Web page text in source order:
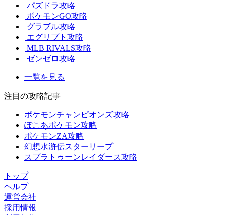
パズドラ攻略
ポケモンGO攻略
グラブル攻略
エグリプト攻略
MLB RIVALS攻略
ゼンゼロ攻略
一覧を見る
注目の攻略記事
ポケモンチャンピオンズ攻略
ぽこあポケモン攻略
ポケモンZA攻略
幻想水滸伝スターリープ
スプラトゥーンレイダース攻略
トップ
ヘルプ
運営会社
採用情報